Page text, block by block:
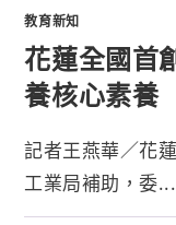
教育新知
花蓮全國首
養核心素養
記者王燕華／花
工業局補助，委...